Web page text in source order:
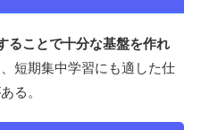
ることで十分な基盤を作れ
短期集中学習にも適した仕
る。